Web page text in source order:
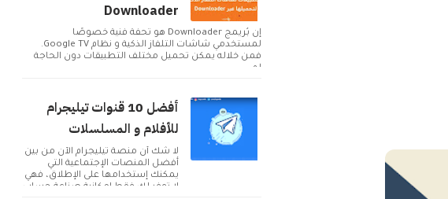
Downloader
إن بُريمج Downloader هو تحفة فنية خصوصًا
لمستخدمي شاشات التلفاز الذكية و نظام Google TV.
فمن خلاله يمكن تحميل مختلف التطبيقات دون الحاجة
لم...
أفضل 10 قنوات تيليجرام
للأفلام و المسلسلات
لا شك أن منصة تيليجرام الآن من بين
أفضل المنصات الإجتماعية التي
يمكنك إستخدامها على الإطلاق، فهي
لا توفر لك فقط إمكانية صناعة حساب